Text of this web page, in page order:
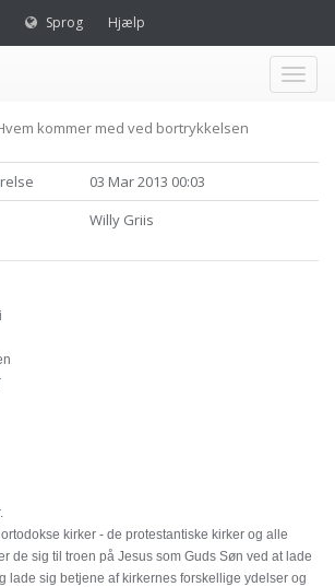
Sprog Hjælp
Toggle
kommer med ved bortrykkelsen
03 Mar 2013 00:03
Willy Griis
kirker - de protestantiske kirker og alle
de sig til troen på Jesus som Guds Søn ved at lade
lade sig betjene af kirkernes forskellige ydelser og